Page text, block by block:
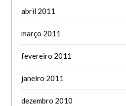
abril 2011
março 2011
fevereiro 2011
janeiro 2011
dezembro 2010